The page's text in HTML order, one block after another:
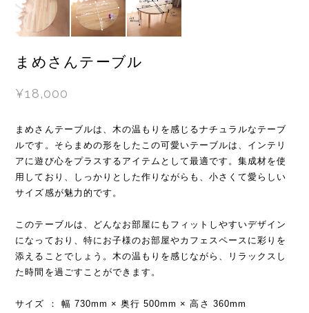
まめさんテーブル
¥18,000
まめさんテーブルは、木の温もりを感じるナチュラルなテーブ
ルです。そらまめの形をしたこの可愛いテーブルは、インテリ
アに遊び心をプラスするアイテムとして最適です。集成材を使
用しており、しっかりとした作りながらも、小さくて愛らしい
サイズ感が魅力的です。
このテーブルは、どんなお部屋にもフィットしやすいデザイン
になっており、特にお子様のお部屋やカフェスペースに彩りを
添えることでしょう。木の温もりを感じながら、リラックスし
た時間を過ごすことができます。
サイズ ： 幅 730mm × 奥行 500mm × 高さ 360mm